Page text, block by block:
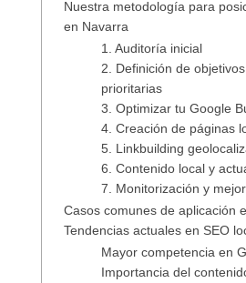
Nuestra metodología para
en Navarra
1. Auditoría inicial
2. Definición de
prioritarias
3. Optimizar tu Google
4. Creación de páginas
5. Linkbuilding
6. Contenido local y
7. Monitorización y
Casos comunes de aplicación
Tendencias actuales en SEO
Mayor competencia en
Importancia del